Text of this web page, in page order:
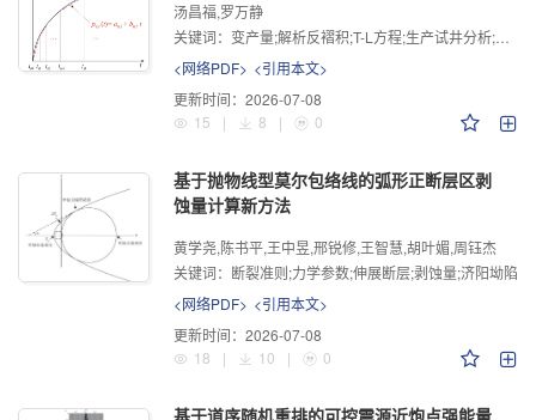
汤昌福,罗万静
关键词： 变产量;解析反褶积;T-L方程;生产试井分析;流动段分析
<网络PDF> <引用本文>
更新时间： 2026-07-08
15
| 8 | 0
基于抛物线型莫尔包络线的弧形正断层区剥
蚀量计算新方法
黄学尧,陈书平,王中昱,邢锐修,王智慧,胡叶媚,周钰杰
关键词： 断裂准则;力学参数;伸展断层;剥蚀量;济阳坳陷
<网络PDF> <引用本文>
更新时间： 2026-07-08
18
| 10 | 0
基于道序随机重排的可控震源近炮点强能量